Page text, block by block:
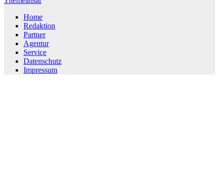
Home
Redaktion
Partner
Agentur
Service
Datenschutz
Impressum